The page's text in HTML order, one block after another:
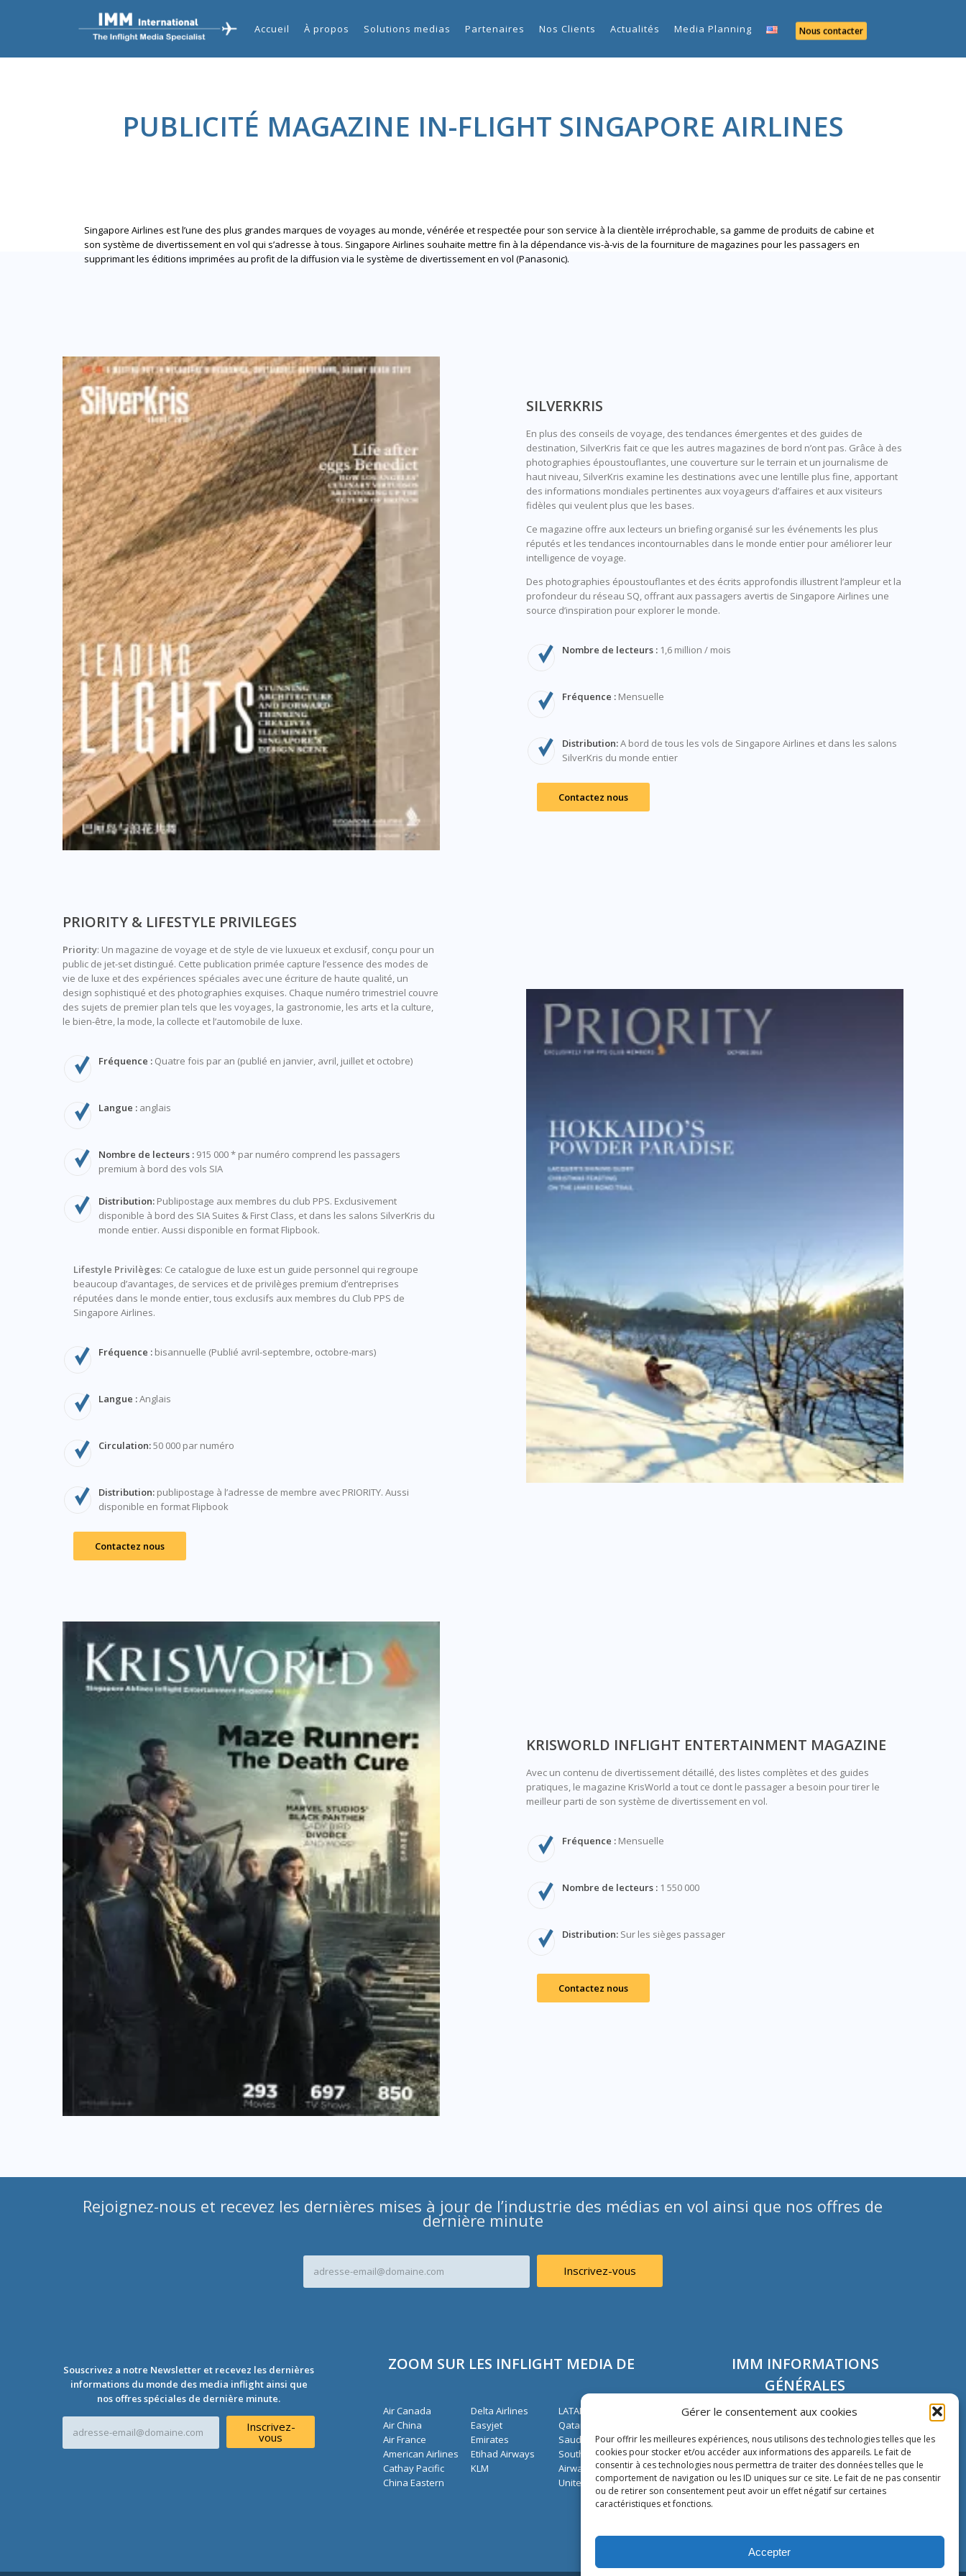
Gérer le consentement aux cookies
Pour offrir les meilleures expériences, nous utilisons des technologies telles que les
cookies pour stocker et/ou accéder aux informations des appareils. Le fait de
consentir à ces technologies nous permettra de traiter des données telles que le
comportement de navigation ou les ID uniques sur ce site. Le fait de ne pas consentir
ou de retirer son consentement peut avoir un effet négatif sur certaines
caractéristiques et fonctions.
Accepter
Nous contacter
Accueil À propos Solutions medias Partenaires Nos Clients Actualités Media Planning
PUBLICITÉ MAGAZINE IN-FLIGHT SINGAPORE AIRLINES
Singapore Airlines est l’une des plus grandes marques de voyages au monde, vénérée et respectée pour son service à la clientèle irréprochable, sa gamme de produits de cabine et
son système de divertissement en vol qui s’adresse à tous. Singapore Airlines souhaite mettre fin à la dépendance vis-à-vis de la fourniture de magazines pour les passagers en
supprimant les éditions imprimées au profit de la diffusion via le système de divertissement en vol (Panasonic).
SILVERKRIS
En plus des conseils de voyage, des tendances émergentes et des guides de
destination, SilverKris fait ce que les autres magazines de bord n’ont pas. Grâce à des
photographies époustouflantes, une couverture sur le terrain et un journalisme de
haut niveau, SilverKris examine les destinations avec une lentille plus fine, apportant
des informations mondiales pertinentes aux voyageurs d’affaires et aux visiteurs
fidèles qui veulent plus que les bases.
Ce magazine offre aux lecteurs un briefing organisé sur les événements les plus
réputés et les tendances incontournables dans le monde entier pour améliorer leur
intelligence de voyage.
Des photographies époustouflantes et des écrits approfondis illustrent l’ampleur et la
profondeur du réseau SQ, offrant aux passagers avertis de Singapore Airlines une
source d’inspiration pour explorer le monde.
Nombre de lecteurs : 1,6 million / mois
Fréquence : Mensuelle
Distribution:A bord de tous les vols de Singapore Airlines et dans les salons
SilverKris du monde entier
Contactez nous
PRIORITY & LIFESTYLE PRIVILEGES
Priority: Un magazine de voyage et de style de vie luxueux et exclusif, conçu pour un
public de jet-set distingué. Cette publication primée capture l’essence des modes de
vie de luxe et des expériences spéciales avec une écriture de haute qualité, un
design sophistiqué et des photographies exquises. Chaque numéro trimestriel couvre
des sujets de premier plan tels que les voyages, la gastronomie, les arts et la culture,
le bien-être, la mode, la collecte et l’automobile de luxe.
Fréquence : Quatre fois par an (publié en janvier, avril, juillet et octobre)
Langue : anglais
Nombre de lecteurs : 915 000 * par numéro comprend les passagers
premium à bord des vols SIA
Distribution: Publipostage aux membres du club PPS. Exclusivement
disponible à bord des SIA Suites & First Class, et dans les salons SilverKris du
monde entier. Aussi disponible en format Flipbook.
Lifestyle Privilèges: Ce catalogue de luxe est un guide personnel qui regroupe
beaucoup d’avantages, de services et de privilèges premium d’entreprises
réputées dans le monde entier, tous exclusifs aux membres du Club PPS de
Singapore Airlines.
Fréquence : bisannuelle (Publié avril-septembre, octobre-mars)
Langue :Anglais
Circulation:50 000 par numéro
Distribution: publipostage à l’adresse de membre avec PRIORITY. Aussi
disponible en format Flipbook
Contactez nous
KRISWORLD INFLIGHT ENTERTAINMENT MAGAZINE
Avec un contenu de divertissement détaillé, des listes complètes et des guides
pratiques, le magazine KrisWorld a tout ce dont le passager a besoin pour tirer le
meilleur parti de son système de divertissement en vol.
Fréquence : Mensuelle
Nombre de lecteurs : 1 550 000
Distribution: Sur les sièges passager
Contactez nous
Rejoignez-nous et recevez les dernières mises à jour de l’industrie des médias en vol ainsi que nos offres de
dernière minute
A
r
-
m
Inscrivez-vous
Souscrivez a notre Newsletter et recevez les dernières
informations du monde des media inflight ainsi que
nos offres spéciales de dernière minute.
A
r
i
Inscrivez-
vous
ZOOM SUR LES INFLIGHT MEDIA DE
Air Canada
Air China
Air France
American Airlines
Cathay Pacific
China Eastern
Delta Airlines
Easyjet
Emirates
Etihad Airways
KLM
LATAM Airlines
Qatar Airways
Saudia Airlines
South African
Airways
United Airlines
IMM INFORMATIONS
GÉNÉRALES
72002 Paris
France
Tél. :+33 1 40 13 00 30
Fax : +33 1 40 13 00 33